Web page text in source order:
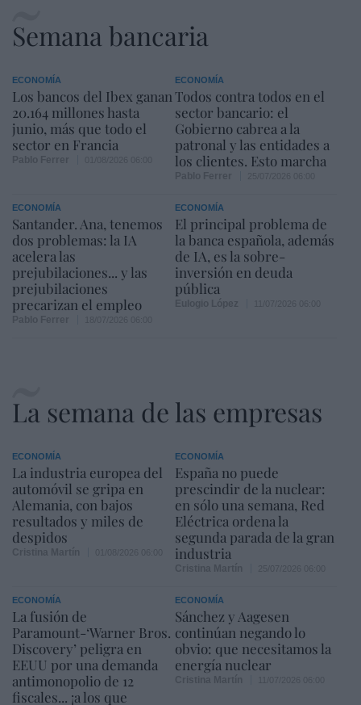
Semana bancaria
ECONOMÍA
Los bancos del Ibex ganan
20.164 millones hasta
junio, más que todo el
sector en Francia
ECONOMÍA
Todos contra todos en el
sector bancario: el
Gobierno cabrea a la
patronal y las entidades a
los clientes. Esto marcha
ECONOMÍA
Santander. Ana, tenemos
dos problemas: la IA
acelera las
prejubilaciones... y las
prejubilaciones
precarizan el empleo
ECONOMÍA
El principal problema de
la banca española, además
de IA, es la sobre-
inversión en deuda
pública
La semana de las empresas
ECONOMÍA
La industria europea del
automóvil se gripa en
Alemania, con bajos
resultados y miles de
despidos
ECONOMÍA
España no puede
prescindir de la nuclear:
en sólo una semana, Red
Eléctrica ordena la
segunda parada de la gran
industria
ECONOMÍA
La fusión de
Paramount-‘Warner Bros.
Discovery’ peligra en
EEUU por una demanda
antimonopolio de 12
fiscales... ¡a los que
ECONOMÍA
Sánchez y Aagesen
continúan negando lo
obvio: que necesitamos la
energía nuclear